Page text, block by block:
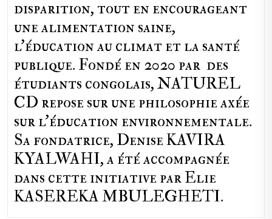
disparition, tout en encourageant
une alimentation saine,
l'éducation au climat et la santé
publique. Fondé en 2020 par des
étudiants congolais, NATUREL
CD repose sur une philosophie axée
sur l'éducation environnementale.
Sa fondatrice, Denise KAVIRA
KYALWAHI, a été accompagnée
dans cette initiative par Elie
KASEREKA MBULEGHETI.